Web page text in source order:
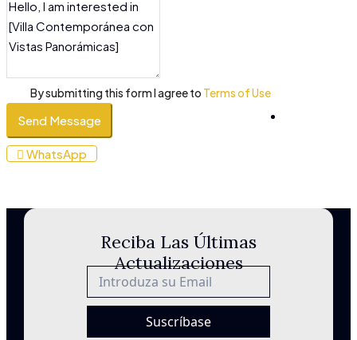
By submitting this form I agree to Terms of Use
Send Message
WhatsApp
Reciba Las Últimas
Actualizaciones
Suscríbase
Sitemap
Política
de
privacidad
Aviso
legal